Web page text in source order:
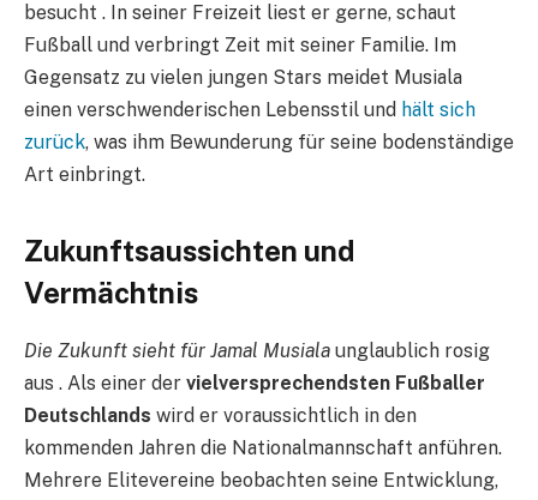
besucht . In seiner Freizeit liest er gerne, schaut
Fußball und verbringt Zeit mit seiner Familie. Im
Gegensatz zu vielen jungen Stars meidet Musiala
einen verschwenderischen Lebensstil und hält sich
zurück, was ihm Bewunderung für seine bodenständige
Art einbringt.
Zukunftsaussichten und
Vermächtnis
Die Zukunft sieht für Jamal Musiala unglaublich rosig
aus . Als einer der vielversprechendsten Fußballer
Deutschlands wird er voraussichtlich in den
kommenden Jahren die Nationalmannschaft anführen.
Mehrere Elitevereine beobachten seine Entwicklung,